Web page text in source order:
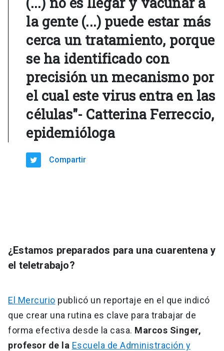
la gente (...) puede estar más
cerca un tratamiento, porque
se ha identificado con
precisión un mecanismo por
el cual este virus entra en las
células"- Catterina Ferreccio,
epidemióloga
Compartir
¿Estamos preparados para una cuarentena y
el teletrabajo?
El Mercurio publicó un reportaje en el que indicó
que crear una rutina es clave para trabajar de
forma efectiva desde la casa. Marcos Singer,
profesor de la Escuela de Administración y